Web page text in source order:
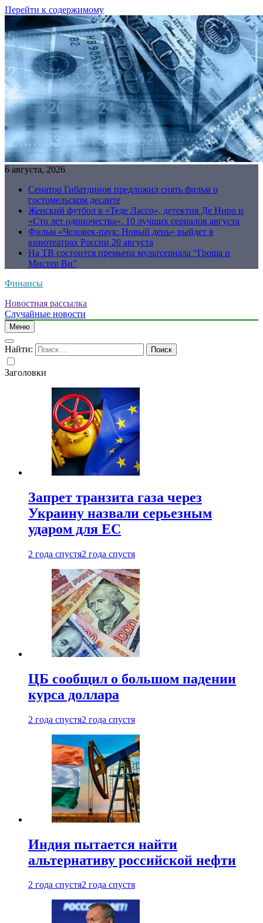
Перейти к содержимому
6 августа, 2026
Сенатор Гибатдинов предложил снять фильм о
гостомельском десанте
Женский футбол в «Теде Лассо», детектив Де Ниро и
«Сто лет одиночества». 10 лучших сериалов августа
Фильм «Человек-паук: Новый день» выйдет в
кинотеатрах России 20 августа
На ТВ состоится премьера мультсериала “Гроша и
Мистер Ви”
Финансы
Новостная рассылка
Случайные новости
Меню
Найти:
Заголовки
Запрет транзита газа через
Украину назвали серьезным
ударом для ЕС
2 года спустя2 года спустя
ЦБ сообщил о большом падении
курса доллара
2 года спустя2 года спустя
Индия пытается найти
альтернативу российской нефти
2 года спустя2 года спустя